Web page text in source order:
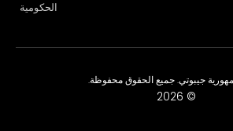
الحكومية
جيبوتي. جميع الحقوق محفوظة.
© 2026